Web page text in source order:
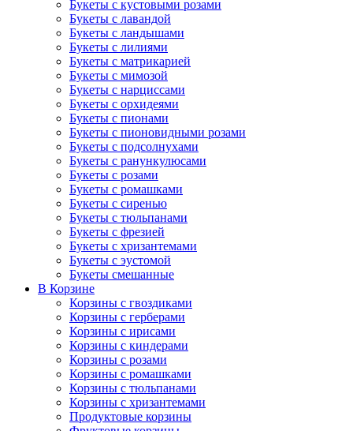
Букеты с кустовыми розами
Букеты с лавандой
Букеты с ландышами
Букеты с лилиями
Букеты с матрикарией
Букеты с мимозой
Букеты с нарциссами
Букеты с орхидеями
Букеты с пионами
Букеты с пионовидными розами
Букеты с подсолнухами
Букеты с ранункулюсами
Букеты с розами
Букеты с ромашками
Букеты с сиренью
Букеты с тюльпанами
Букеты с фрезией
Букеты с хризантемами
Букеты с эустомой
Букеты смешанные
В Корзине
Корзины с гвоздиками
Корзины с герберами
Корзины с ирисами
Корзины с киндерaми
Корзины с розами
Корзины с ромашками
Корзины с тюльпанами
Корзины с хризантемами
Продуктовые корзины